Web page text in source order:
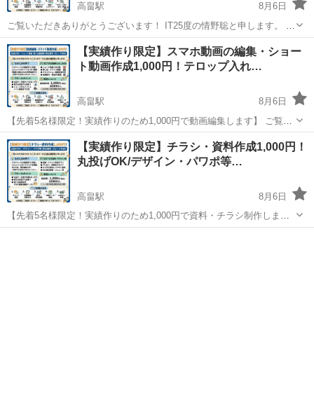
高畠駅
8月6日
ご覧いただきありがとうございます！ IT25度の情野聡と申します。 ​
「お店のInstagramや公式LINEを始めたいけれど、設定が難しそう…」
「アカウントは作ったけれど、何を投稿すればいいか分からない…」 ​
そ...
山形 東置賜郡 高畠駅 Windows総合 インスタ
​【実績作り限定】スマホ動画の編集・ショー
ト動画作成1,000円！テロップ入れ…
高畠駅
8月6日
【先着5名様限定！実績作りのため1,000円で動画編集します】 ​ご覧い
ただきありがとうございます！ IT25度の情野聡と申します。 ​「SNSや
YouTube用の動画を作りたいけれど、編集のやり方が分からない…」
...
山形 東置賜郡 高畠駅 Windows総合 YouTube
​【実績作り限定】チラシ・資料作成1,000円！
丸投げOK/デザイン・パワポ等…
高畠駅
8月6日
【先着5名様限定！実績作りのため1,000円で資料・チラシ制作しま
す】 ​ご覧いただきありがとうございます！ IT25度の情野聡と申しま